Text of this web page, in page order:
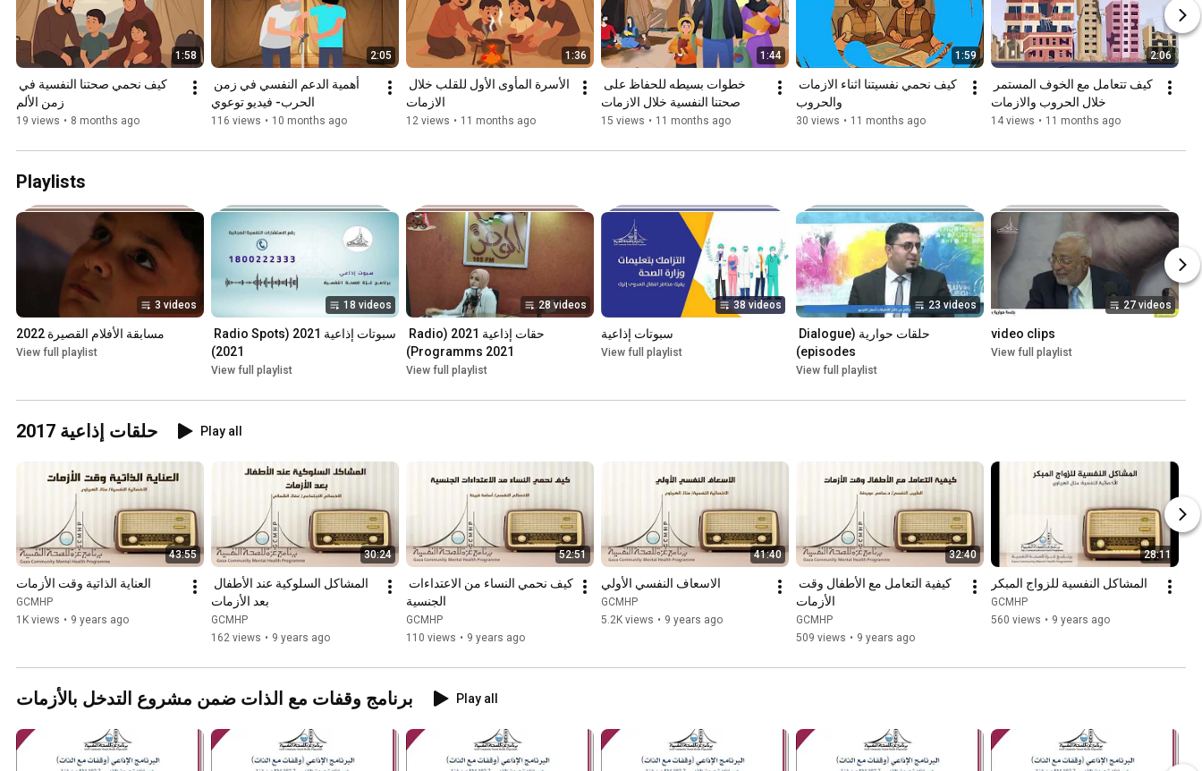
1:58
زمن الألم
19 views • 8 months ago
2:05
الحرب- فيديو توعوي
116 views • 10 months ago
1:36
الازمات
12 views • 11 months ago
1:44
صحتنا النفسية خلال الازمات
15 views • 11 months ago
1:59
والحروب
30 views • 11 months ago
2:06
خلال الحروب والازمات
14 views • 11 months ago
Playlists
3 videos
مسابقة الأفلام القصيرة 2022
View full playlist
18 videos
2021)
View full playlist
28 videos
Programms 2021)
View full playlist
38 videos
سبوتات إذاعية
View full playlist
23 videos
episodes)
View full playlist
27 videos
video clips
View full playlist
حلقات إذاعية 2017 Play all
43:55
العناية الذاتية وقت الأزمات
GCMHP
1K views • 9 years ago
30:24
بعد الأزمات
GCMHP
162 views • 9 years ago
52:51
الجنسية
GCMHP
110 views • 9 years ago
41:40
الاسعاف النفسي الأولي
GCMHP
5.2K views • 9 years ago
32:40
الأزمات
GCMHP
509 views • 9 years ago
28:11
المشاكل النفسية للزواج المبكر
GCMHP
560 views • 9 years ago
برنامج وقفات مع الذات ضمن مشروع التدخل بالأزمات Play all